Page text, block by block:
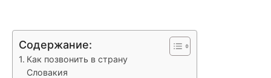
Содержание:
Как позвонить в страну
Словакия